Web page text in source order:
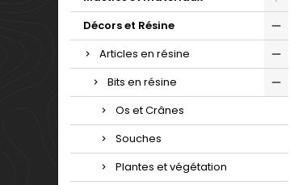
Décors et Résine
Articles en résine
Bits en résine
Os et Crânes
Souches
Plantes et végétation